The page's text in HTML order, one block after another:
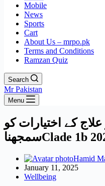
Mobile
News
Sports
Cart
About Us – mrpo.pk
Terms and Conditions
Ramzan Quiz
Search
Mr Pakistan
Menu
کے اختیارات کو
Hamid
January 11, 2025
Wellbeing